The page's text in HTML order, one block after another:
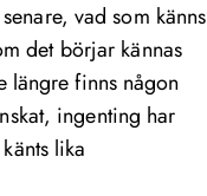
vad som känns
det börjar kännas
längre finns någon
ingenting har
lika